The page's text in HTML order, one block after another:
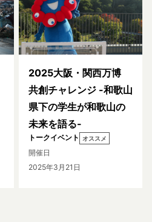
2025大阪・関西万博
共創チャレンジ -和歌山
県下の学生が和歌山の
未来を語る-
トークイベント オススメ
開催日
2025年3月21日